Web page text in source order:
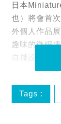
日本
也）將會首
外個人作品
趣味的微縮
自擺設7個真
Tags :